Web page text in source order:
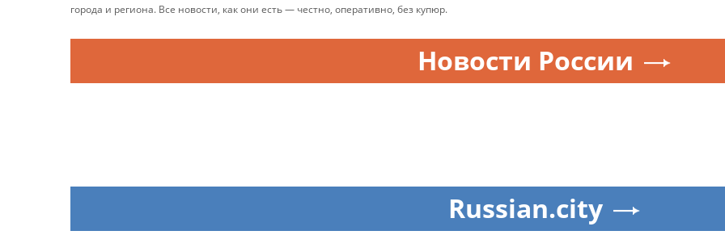
города и региона. Все новости, как они есть — честно, оперативно, без купюр.
Новости России
Russian.city